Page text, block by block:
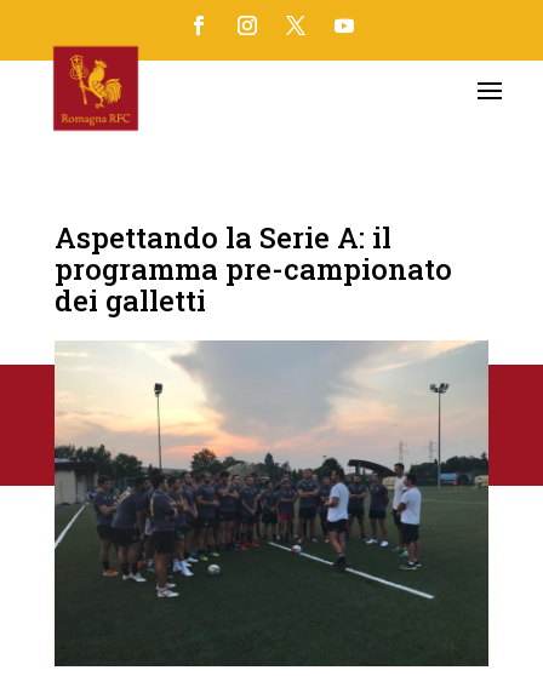
Aspettando la Serie A: il
programma pre-campionato
dei galletti